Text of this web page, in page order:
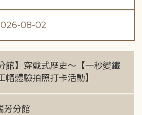
08-02
館】穿戴式歷史〜【一秒變鐵
帽體驗拍照打卡活動】
芳分館